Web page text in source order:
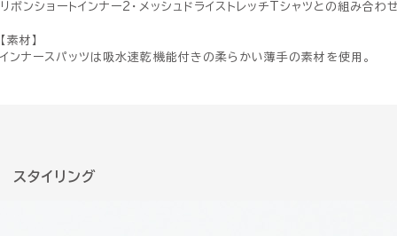
リボンショートインナー2・メッシュドライストレッチTシャツとの組み合わ
【素材】
インナースパッツは吸水速乾機能付きの柔らかい薄手の素材を使用。
スタイリング